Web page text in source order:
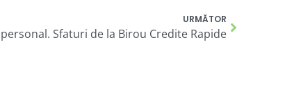
URMĂTOR
Sfaturi de la Birou Credite Rapide